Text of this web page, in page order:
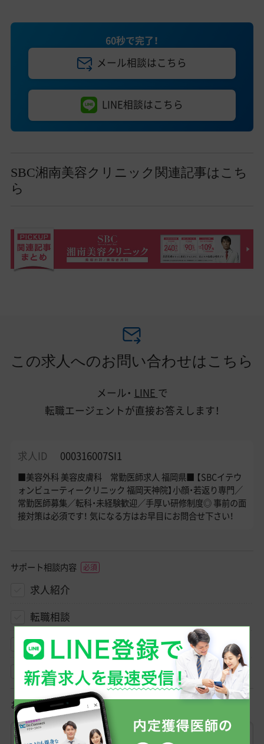
60秒で完了！
メール相談はこちら
LINE相談はこちら
SBC湘南美容クリニック関連記事はこち
ら
この求人へのお問い合わせはこちら
メール・ LINE で
転職エージェントが直接お答えします！
求人ID 000316007SI1
■美容外科 美容皮膚科 常勤医師求人 福岡県■ 【SBCイテウ
ォンビューティークリニック 福岡天神院】小顔・若返り専門／
常勤医師募集／転科・未経験歓迎／手厚い研修制度◎ 事前の面
接対策は必須です！ 気になる方はお早目にお問合せ下さい！
サポート相談内容
求人紹介
転職相談
クリニック見学相談
その他
お名前